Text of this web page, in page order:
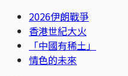
2026伊朗戰爭
香港世紀大火
「中國有稀土」
情色的未來